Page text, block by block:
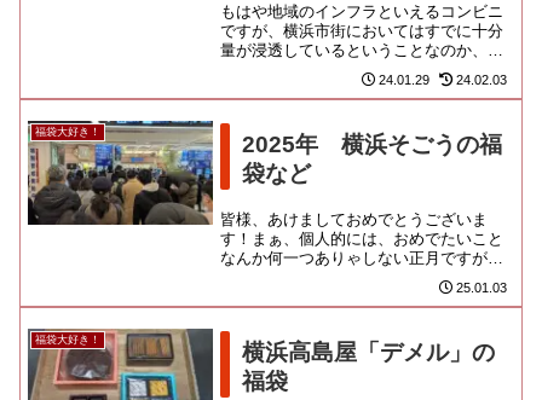
もはや地域のインフラといえるコンビニ
ですが、横浜市街においてはすでに十分
量が浸透しているということなのか、新
規出店を見かける機会はだいぶ少なくな
りましたよね。先ごろ、児相の...
24.01.29 24.02.03
福袋大好き！
2025年 横浜そごうの福
袋など
皆様、あけましておめでとうございま
す！まぁ、個人的には、おめでたいこと
なんか何一つありゃしない正月ですが、
世の中には様々な不幸がありますから、
家族とゆっくり過ごせるだけマシ...25.01.03
福袋大好き！
横浜高島屋「デメル」の
福袋